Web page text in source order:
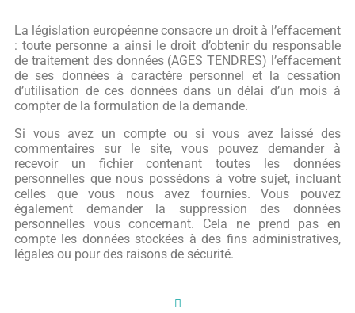
La législation européenne consacre un droit à l’effacement
: toute personne a ainsi le droit d’obtenir du responsable
de traitement des données (AGES TENDRES) l’effacement
de ses données à caractère personnel et la cessation
d’utilisation de ces données dans un délai d’un mois à
compter de la formulation de la demande.
Si vous avez un compte ou si vous avez laissé des
commentaires sur le site, vous pouvez demander à
recevoir un fichier contenant toutes les données
personnelles que nous possédons à votre sujet, incluant
celles que vous nous avez fournies. Vous pouvez
également demander la suppression des données
personnelles vous concernant. Cela ne prend pas en
compte les données stockées à des fins administratives,
légales ou pour des raisons de sécurité.